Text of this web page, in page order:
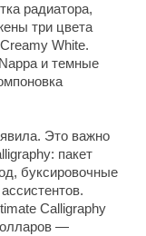
радиатора,
три цвета
White.
и темные
Это важно
пакет
буксировочные
Calligraphy
—